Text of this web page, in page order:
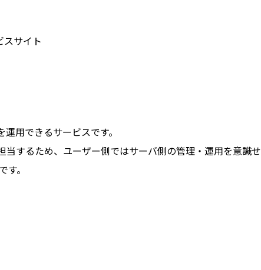
サイト
用できるサービスです。
当するため、ユーザー側ではサーバ側の管理・運用を意識せ
。